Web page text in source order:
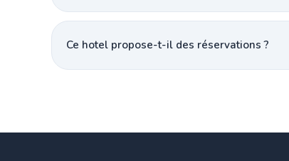
Ce hotel propose-t-il des réservations ?